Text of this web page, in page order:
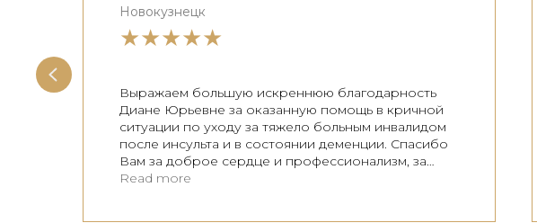
Новокузнецк
★★★★★
Выражаем большую искреннюю благодарность
Диане Юрьевне за оказанную помощь в кричной
ситуации по уходу за тяжело больным инвалидом
после инсульта и в состоянии деменции. Спасибо
Вам за доброе сердце и профессионализм, за
индивидуальный подход к каждому человеку, даже
Read more